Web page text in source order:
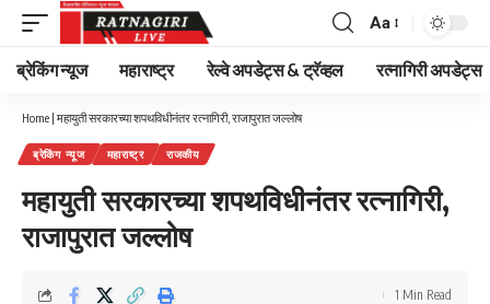
Font
Resizer
Aa
ब्रेकिंग न्यूज महाराष्ट्र रेल्वे अपडेट्स & ट्रॅव्हल रत्नागिरी अपडेट्स
Home | महायुती सरकारच्या शपथविधीनंतर रत्नागिरी, राजापुरात जल्लोष
ब्रेकिंग न्यूज महाराष्ट्र राजकीय
महायुती सरकारच्या शपथविधीनंतर रत्नागिरी,
राजापुरात जल्लोष
1 Min Read